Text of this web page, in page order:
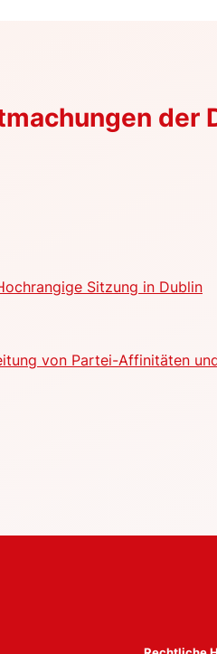
der
Sitzung in Dublin
von Partei-Affinitäten